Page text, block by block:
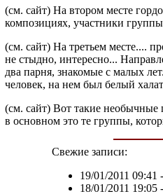
(см. сайт) На втором месте
композициях, участники
(см. сайт) На третьем месте....
не стыдно, интересно...
два парня, знакомые с малых
человек, на нем был белый
(см. сайт) Вот такие необычные
в основном это те группы,
Свежие записи:
19/01/2011 09:41 -
18/01/2011 19:05-